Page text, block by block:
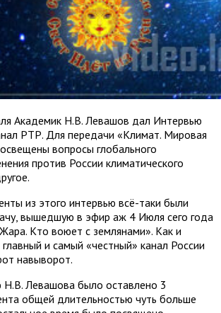
Академик Н.В. Левашов дал Интервью
РТР. Для передачи «Климат. Мировая
вопросы глобального
против России климатического
из этого интервью всё-таки были
вышедшую в эфир аж 4 Июля сего года
Кто воюет с землянами». Как и
и самый «честный» канал России
навыворот.
Н.В. Левашова было оставлено 3
общей длительностью чуть больше